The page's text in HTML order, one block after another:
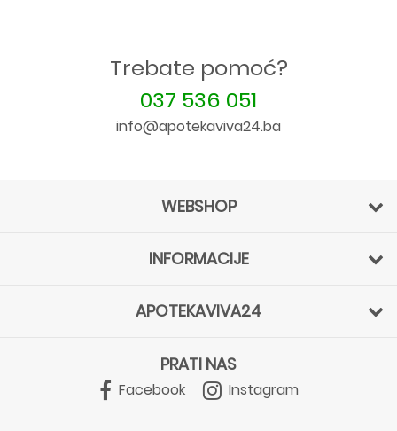
Trebate pomoć?
037 536 051
info@apotekaviva24.ba
WEBSHOP
INFORMACIJE
APOTEKAVIVA24
PRATI NAS
Facebook Instagram